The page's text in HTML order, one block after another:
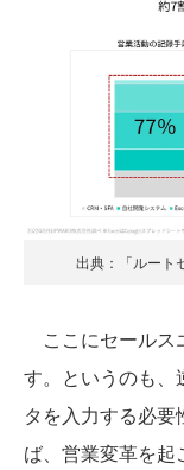
出典：「ルート
ここにセールス
す。というのも、
タを入力する必
ば、営業変革を起